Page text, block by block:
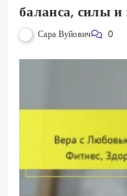
баланса, силы и
женщин
Сара Вуйович 0